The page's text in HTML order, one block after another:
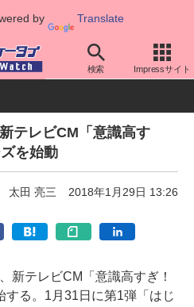
by Translate
検索 Impressサイト
スマホ・ケータイ
テレビCM「意識高す
を始動
太田 亮三 2018年1月29日 13:26
新テレビCM「意識高すぎ！
する。1月31日に第1弾「はじ